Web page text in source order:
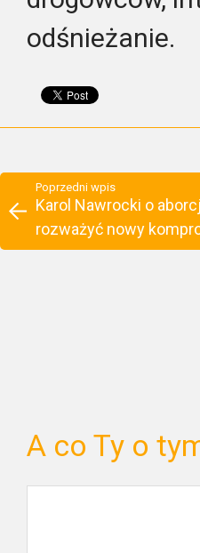
odśnieżanie.
Poprzedni wpis
Karol Nawrocki o
rozważyć nowy
A co Ty o